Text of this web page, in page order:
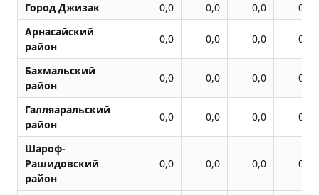
Город Джизак 0,0 0,0 0,0
0,0
Арнасайский
район
0,0 0,0 0,0 0,0
Бахмальский
район
0,0 0,0 0,0 0,0
Галляаральский
район
0,0 0,0 0,0 0,0
Шароф-
Рашидовский
район
0,0 0,0 0,0 0,0